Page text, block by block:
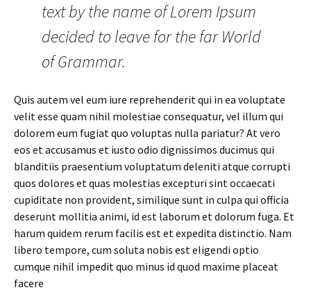
text by the name of Lorem Ipsum
decided to leave for the far World
of Grammar.
Quis autem vel eum iure reprehenderit qui in ea voluptate
velit esse quam nihil molestiae consequatur, vel illum qui
dolorem eum fugiat quo voluptas nulla pariatur? At vero
eos et accusamus et iusto odio dignissimos ducimus qui
blanditiis praesentium voluptatum deleniti atque corrupti
quos dolores et quas molestias excepturi sint occaecati
cupiditate non provident, similique sunt in culpa qui officia
deserunt mollitia animi, id est laborum et dolorum fuga. Et
harum quidem rerum facilis est et expedita distinctio. Nam
libero tempore, cum soluta nobis est eligendi optio
cumque nihil impedit quo minus id quod maxime placeat
facere